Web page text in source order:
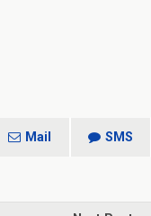
Mail SMS